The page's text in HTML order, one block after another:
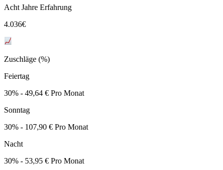
Acht Jahre Erfahrung
4.036€
Zuschläge (%)
Feiertag
30% - 49,64 € Pro Monat
Sonntag
30% - 107,90 € Pro Monat
Nacht
30% - 53,95 € Pro Monat